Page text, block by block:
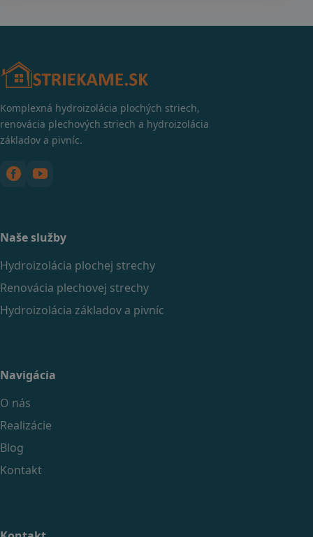
Komplexná hydroizolácia plochých striech,
renovácia plechových striech a hydroizolácia
základov a pivníc.
Naše služby
Hydroizolácia plochej strechy
Renovácia plechovej strechy
Hydroizolácia základov a pivníc
Navigácia
O nás
Realizácie
Blog
Kontakt